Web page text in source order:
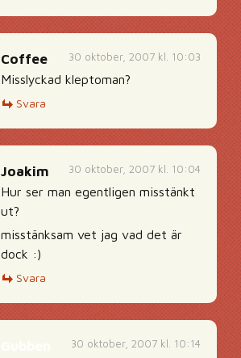
30 oktober, 2007 kl. 10:03
Coffee
Misslyckad kleptoman?
Svara
30 oktober, 2007 kl. 10:04
Joakim
Hur ser man egentligen misstänkt
ut?
misstänksam vet jag vad det är
dock :)
Svara
30 oktober, 2007 kl. 10:14